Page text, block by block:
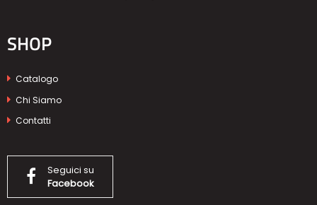
SHOP
Catalogo
Chi Siamo
Contatti
Seguici su
Facebook